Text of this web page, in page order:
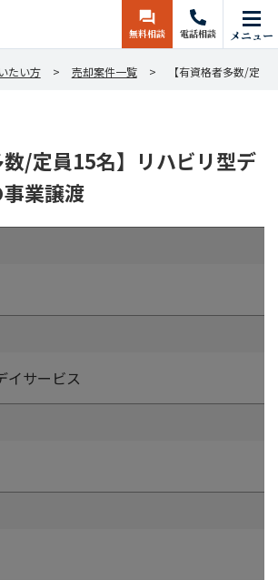
無料相談 電話相談 メニュー
たい方 売却案件一覧 【有資格者多数/定
数/定員15名】リハビリ型デ
業譲渡
イサービス